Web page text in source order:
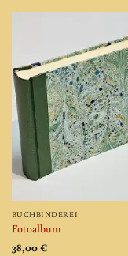
BUCHBINDEREI
Fotoalbum
38,00€